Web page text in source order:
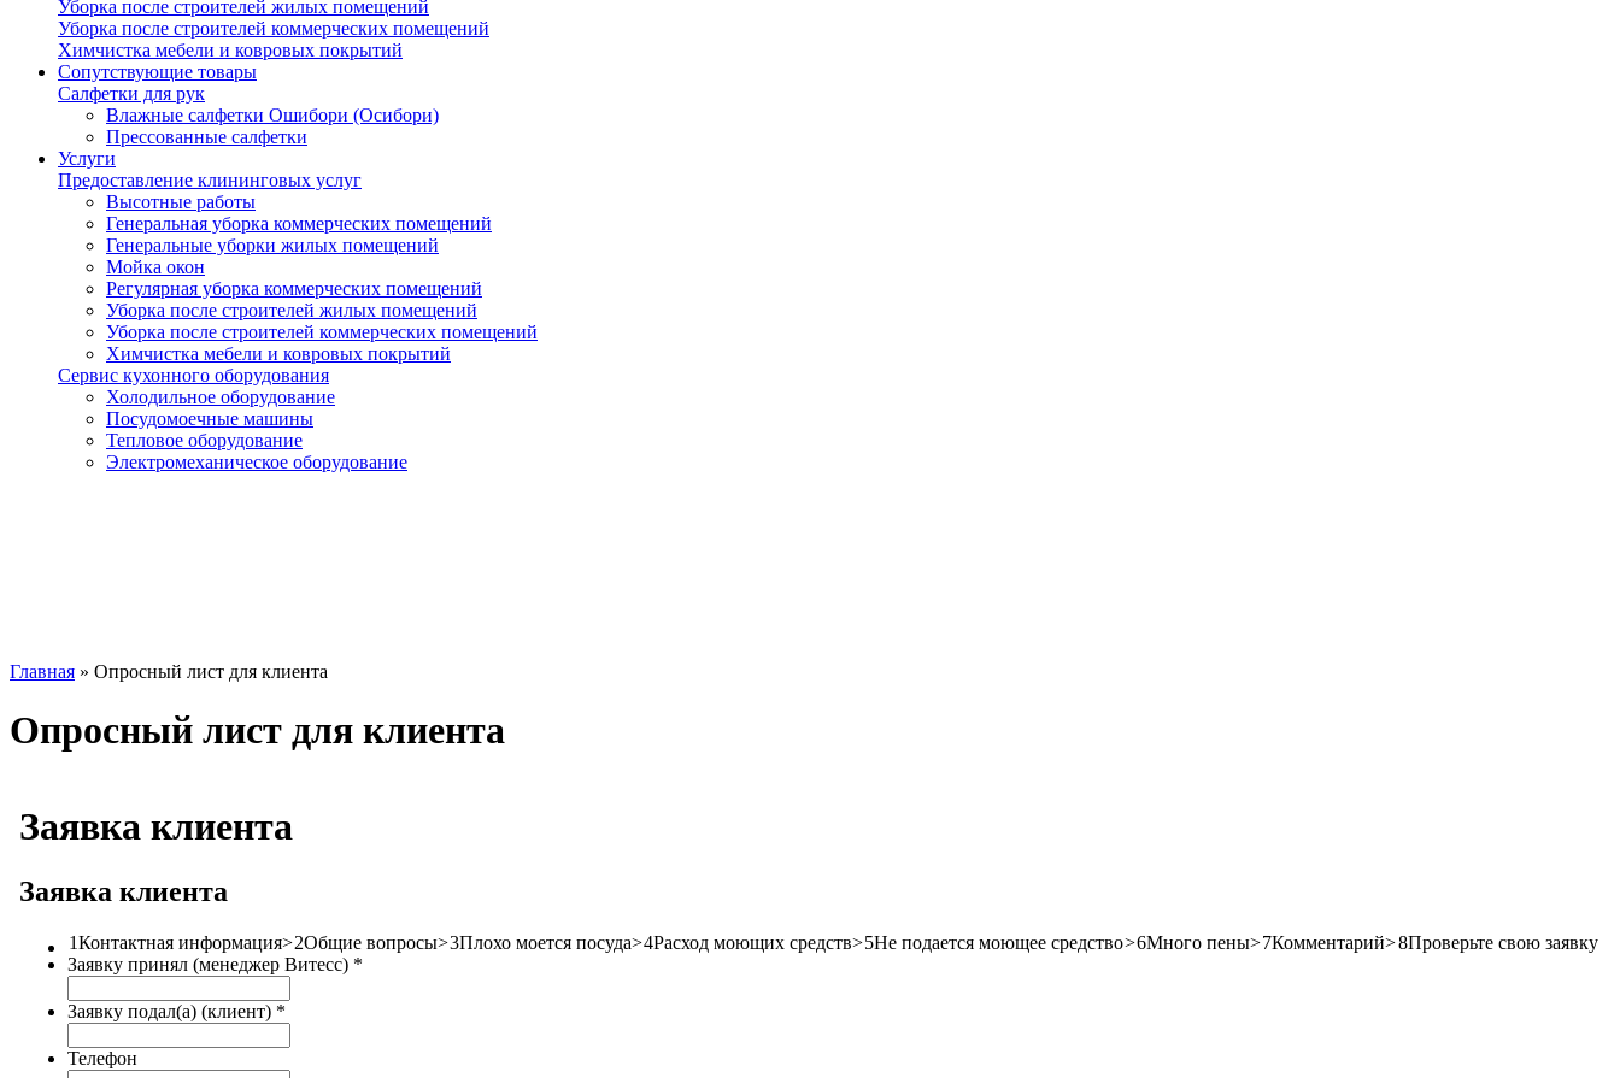
Уборка после строителей жилых помещений
Уборка после строителей коммерческих помещений
Химчистка мебели и ковровых покрытий
Сопутствующие товары
Салфетки для рук
Влажные салфетки Ошибори (Осибори)
Прессованные салфетки
Услуги
Предоставление клининговых услуг
Высотные работы
Генеральная уборка коммерческих помещений
Генеральные уборки жилых помещений
Мойка окон
Регулярная уборка коммерческих помещений
Уборка после строителей жилых помещений
Уборка после строителей коммерческих помещений
Химчистка мебели и ковровых покрытий
Сервис кухонного оборудования
Холодильное оборудование
Посудомоечные машины
Тепловое оборудование
Электромеханическое оборудование
Главная » Опросный лист для клиента
Опросный лист для клиента